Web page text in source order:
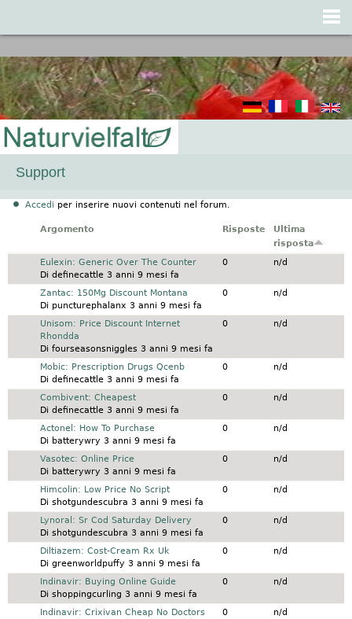
Support
Accedi per inserire nuovi contenuti nel forum.
Argomento Risposte
Ultima
risposta
Discussione normale
Eulexin: Generic Over The Counter
Di definecattle3 anni 9 mesi fa
0 n/d
Discussione normale
Zantac: 150Mg Discount Montana
Di puncturephalanx 3 anni 9 mesi fa
0 n/d
Discussione normale
Unisom: Price Discount Internet
Rhondda
Di fourseasonsniggles3 anni 9 mesi fa
0 n/d
Discussione normale
Mobic: Prescription Drugs Qcenb
Di definecattle3 anni 9 mesi fa
0 n/d
Discussione normale
Combivent: Cheapest
Di definecattle3 anni 9 mesi fa
0 n/d
Discussione normale
Actonel: How To Purchase
Di batterywry 3 anni 9 mesi fa
0 n/d
Discussione normale
Vasotec: Online Price
Di batterywry 3 anni 9 mesi fa
0 n/d
Discussione normale
Himcolin: Low Price No Script
Di shotgundescubra 3 anni 9 mesi fa
0 n/d
Discussione normale
Lynoral: Sr Cod Saturday Delivery
Di shotgundescubra 3 anni 9 mesi fa
0 n/d
Discussione normale
Diltiazem: Cost-Cream Rx Uk
Di greenworldpuffy 3 anni 9 mesi fa
0 n/d
Discussione normale
Indinavir: Buying Online Guide
Di shoppingcurling 3 anni 9 mesi fa
0 n/d
Discussione normale
Indinavir: Crixivan Cheap No Doctors
0 n/d